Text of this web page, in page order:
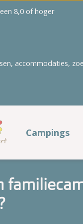
8,0 of hoger
accommodaties,
Campings
De Heldense
Noord-
De Ullingse